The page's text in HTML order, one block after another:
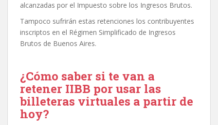
alcanzadas por el Impuesto sobre los Ingresos Brutos.
Tampoco sufrirán estas retenciones los contribuyentes
inscriptos en el Régimen Simplificado de Ingresos
Brutos de Buenos Aires.
¿Cómo saber si te van a
retener IIBB por usar las
billeteras virtuales a partir de
hoy?